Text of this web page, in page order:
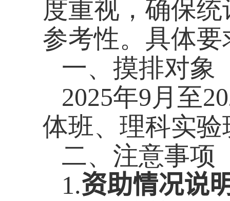
度重视，确保
参考性。具体
一、摸排对象
2025年9月至
体班、理科实
二、注意事项
1.资助情况说